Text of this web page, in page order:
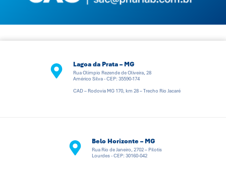
Lagoa da Prata – MG
Rua Olímpio Rezende de Oliveira, 28
Américo Silva - CEP: 35590-174
CAD – Rodovia MG 170, km 28 – Trecho Rio Jacaré
Belo Horizonte – MG
Rua Rio de Janeiro, 2702 – Pilotis
Lourdes - CEP: 30160-042